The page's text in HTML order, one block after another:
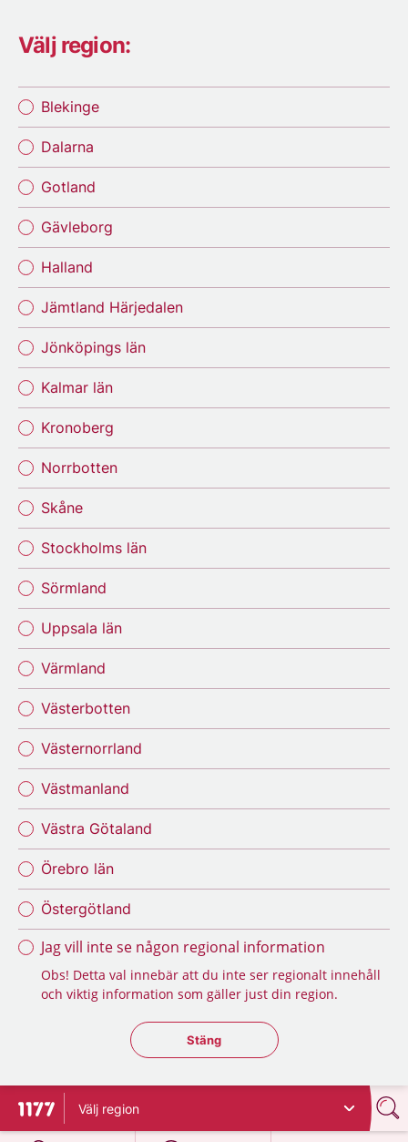
Välj region:
Blekinge
Dalarna
Gotland
Gävleborg
Halland
Jämtland Härjedalen
Jönköpings län
Kalmar län
Kronoberg
Norrbotten
Skåne
Stockholms län
Sörmland
Uppsala län
Värmland
Västerbotten
Västernorrland
Västmanland
Västra Götaland
Örebro län
Östergötland
Jag vill inte se någon regional information
Obs! Detta val innebär att du inte ser regionalt innehåll
och viktig information som gäller just din region.
Stäng regionsväljaren
Stäng
Till startsidan för 1177
Välj region
på 1177.se
på 1177.se